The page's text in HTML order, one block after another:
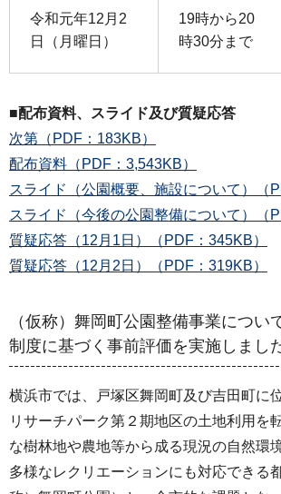
令和元年12月2
日（月曜日）
19時から20
時30分まで
■配布資料、スライド及び質疑応答
次第（PDF：183KB）
配布資料（PDF：3,543KB）
スライド（公園概要、施設について）（
スライド（今後の公園整備について）（
質疑応答（12月1日）（PDF：345KB）
質疑応答（12月2日）（PDF：319KB）
（仮称）舞岡町公園整備事業につい
制度に基づく事前評価を実施しまし
横浜市では、戸塚区舞岡町及び吉田町に
リサーチパーク第２期地区の土地利用を
な樹林地や農地等から成る現況の自然環
多様なレクリエーションにも対応できる